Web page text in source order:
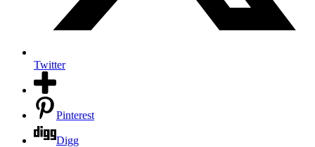
Twitter
Pinterest
Digg